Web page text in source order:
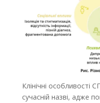
Клінічні особливості
сучасній назві, адже